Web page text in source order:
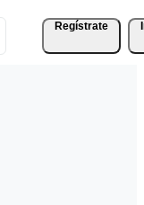
Regístrate